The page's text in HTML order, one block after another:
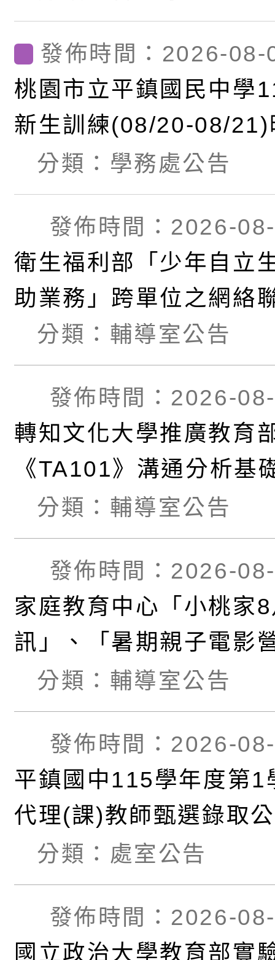
發佈時間：2026-
桃園市立平鎮國民中學
新生訓練(08/20-08/21)
注意事項
分類：學務處公告
發佈時間：2026-
衛生福利部「少年自立
助業務」跨單位之網絡
分類：輔導室公告
發佈時間：2026-
轉知文化大學推廣教育
《TA101》溝通分析基
程分類：輔導室公告
發佈時間：2026-
家庭教育中心「小桃家
訊」、「暑期親子電影
孫樂淘桃」、「愛『原
親子共學同樂會」、「
幸福系列講座及成長團
分類：輔導室公告
發佈時間：2026-
平鎮國中115學年度第1
代理(課)教師甄選錄取
考)-(尚有缺額,續辦第3
分類：處室公告
發佈時間：2026-